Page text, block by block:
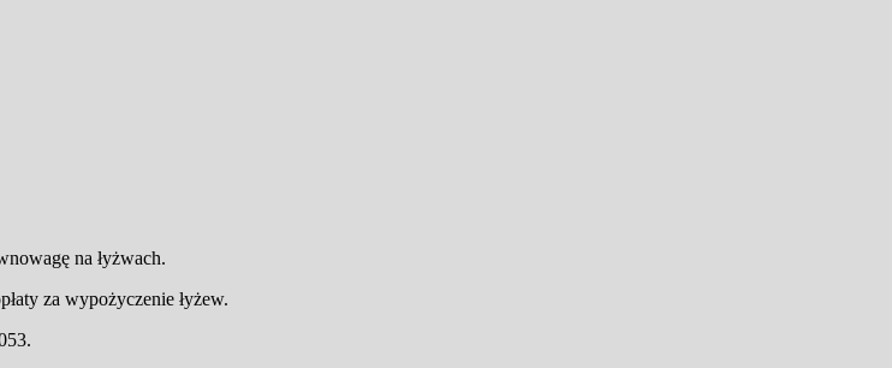
na łyżwach.
za wypożyczenie łyżew.